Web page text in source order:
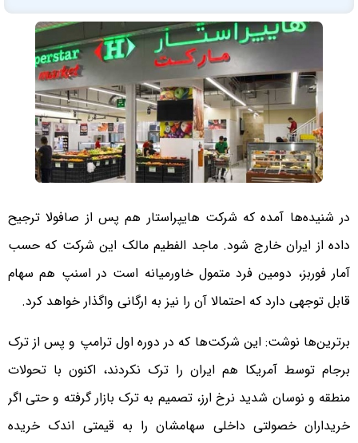
در شنیده‌ها آمده که شرکت هایپراستار هم پس از صافولا ترجیح
داده از ایران خارج شود. ماجد الفطیم مالک این شرکت که حسب
آمار فوربز، دومین فرد متمول خاورمیانه است در اسنپ هم سهام
قابل توجهی دارد که احتمالا آن را نیز به ارگانی واگذار خواهد کرد.
برترین‌ها نوشت: این شرکت‌ها که در دوره اول ترامپ و پس از ترک
برجام توسط آمریکا هم ایران را ترک نکردند، اکنون با تحولات
منطقه و نوسان شدید نرخ ارز، تصمیم به ترک بازار گرفته و حتی اگر
خریداران خصولتی داخلی سهامشان را به قیمتی اندک خریده